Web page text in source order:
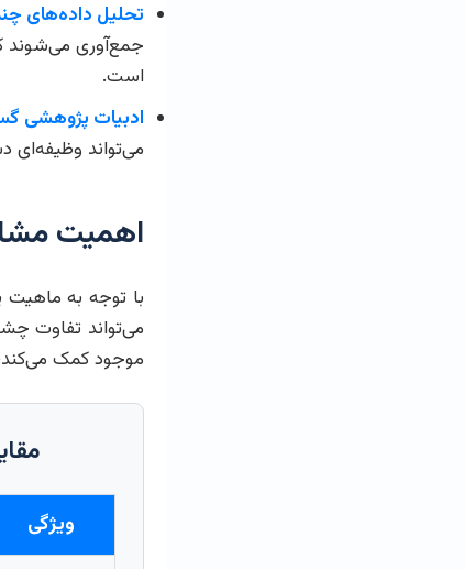
تحلیل داده‌های
جمع‌آوری می‌شوند
است.
ادبیات پژوهشی
می‌تواند وظیفه‌ای
اهمیت
با توجه به
می‌تواند تفاوت
موجود کمک
ویژگی